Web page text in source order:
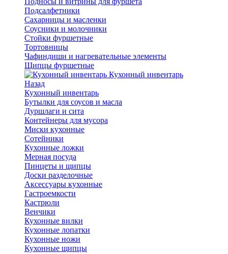
Подсалфетники
Сахарницы и масленки
Соусники и молочники
Стойки фуршетные
Тортовницы
Чафиндиши и нагревательные элементы
Щипцы фуршетные
Кухонный инвентарь
Назад
Кухонный инвентарь
Бутылки для соусов и масла
Дуршлаги и сита
Контейнеры для мусора
Миски кухонные
Сотейники
Кухонные ложки
Мерная посуда
Пинцеты и щипцы
Доски разделочные
Аксессуары кухонные
Гастроемкости
Кастрюли
Венчики
Кухонные вилки
Кухонные лопатки
Кухонные ножи
Кухонные щипцы